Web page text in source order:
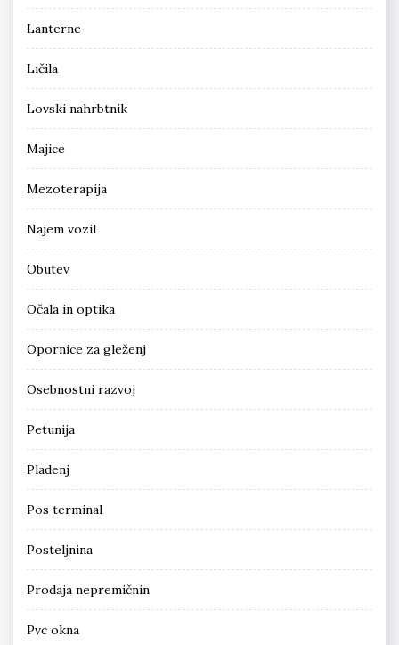
Lanterne
Ličila
Lovski nahrbtnik
Majice
Mezoterapija
Najem vozil
Obutev
Očala in optika
Opornice za gleženj
Osebnostni razvoj
Petunija
Pladenj
Pos terminal
Posteljnina
Prodaja nepremičnin
Pvc okna